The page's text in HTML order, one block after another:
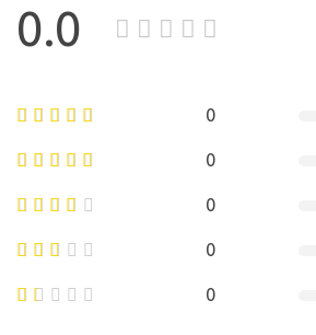
0.0
0
0
0
0
0